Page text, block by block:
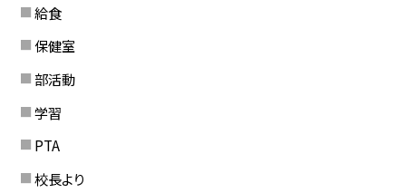
給食
保健室
部活動
学習
PTA
校長より